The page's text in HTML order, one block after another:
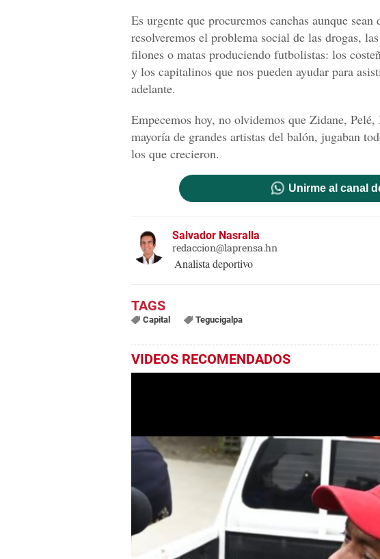
Es urgente que procuremos canchas aunque
resolveremos el problema social de las drogas,
filones o matas produciendo futbolistas: los
y los capitalinos que nos pueden ayudar para
adelante.
Empecemos hoy, no olvidemos que Zidane,
mayoría de grandes artistas del balón, jugaban
los que crecieron.
Unirme al canal
Salvador Nasralla
redaccion@laprensa.hn
Analista deportivo
Capital Tegucigalpa
VIDEOS RECOMENDADOS